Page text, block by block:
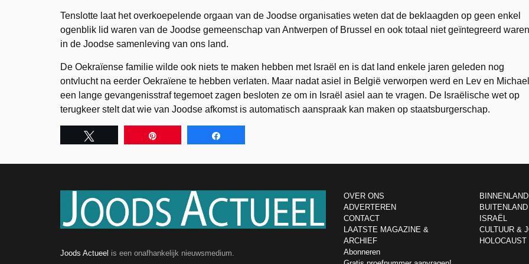
Tenslotte laat het overkoepelende orgaan van de Joodse organisaties weten dat de beklaagden op geen enkel
ogenblik lid waren van de Joodse gemeenschap van Antwerpen of Brussel en ook totaal niet geïntegreerd waren
in de Joodse samenleving van ons land.
De Oekraïense familie wilde ook niets te maken hebben met Israël en is dat land enkele jaren geleden nog
ontvlucht na eerder Oekraïene te hebben verlaten. Maar nadat asiel in België verworpen werd en Lev en Michael
een lange gevangenisstraf tegemoet zagen besloten ze om in Israël asiel aan te vragen. De Israëlische wet op
terugkeer stelt dat wie van Joodse afkomst is automatisch aanspraak kan maken op staatsburgerschap.
Joods Actueel is een onafhankelijk nieuwsmedium.
OVER ONS
ADVERTEREN
CONTACT
LAATSTE MAGAZINE &
ARCHIEF
Abonneren
BINNENLAND
BUITENLAND
ISRAËL
CULTUUR &
HOLOCAUST